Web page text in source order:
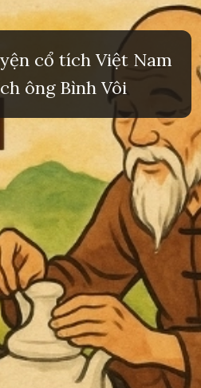
cổ tích Việt Nam
ông Bình Vôi